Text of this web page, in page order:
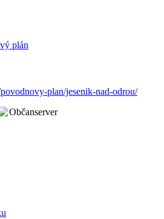
plan/jesenik-nad-odrou/